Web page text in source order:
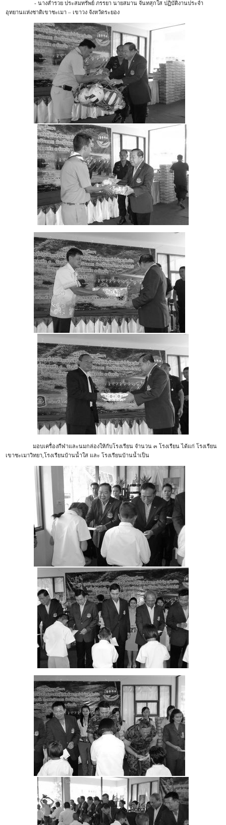
- นางสำรวย ประสมทรัพย์ ภรรยา นายสมาน จันทสุกใส ปฏิบัติงานประจำ
อุทยานแห่งชาติเขาชะเมา – เขาวง จังหวัดระยอง
มอบเครื่องกีฬาและนมกล่องให้กับโรงเรียน จำนวน ๓ โรงเรียน ได้แก่ โรงเรียน
เขาชะเมาวิทยา,โรงเรียนบ้านน้ำใส และ โรงเรียนบ้านน้ำเป็น